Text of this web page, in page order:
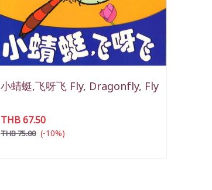
小蜻蜓,飞呀飞 Fly, Dragonfly, Fly
THB 67.50
THB 75.00 (-10%)